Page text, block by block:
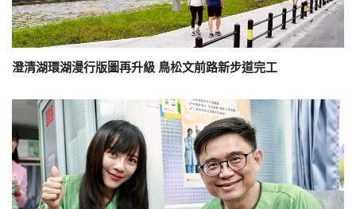
澄清湖環湖漫行版圖再升級 鳥松文前路新步道完工